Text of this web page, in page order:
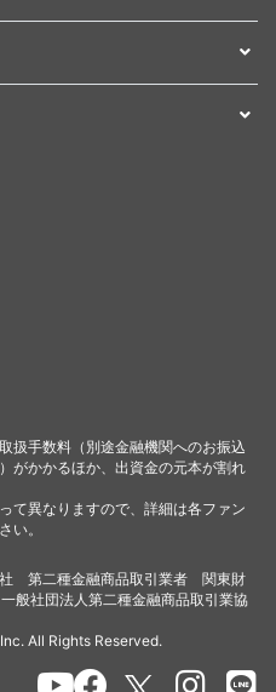
扱手数料（別途金融機関へのお振込
がかかるほか、出資金の元本が割れ
て異なりますので、詳細は各ファン
い。
社 第二種金融商品取引業者 関東財
般社団法人第二種金融商品取引業協
All Rights Reserved.